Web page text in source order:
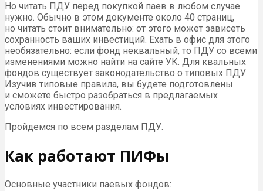
Но читать ПДУ перед покупкой паев в любом случае
нужно. Обычно в этом документе около 40 страниц,
но читать стоит внимательно: от этого может зависеть
сохранность ваших инвестиций. Ехать в офис для этого
необязательно: если фонд неквальный, то ПДУ со всеми
изменениями можно найти на сайте УК. Для квальных
фондов существует законодательство о типовых ПДУ.
Изучив типовые правила, вы будете подготовлены
и сможете быстро разобраться в предлагаемых
условиях инвестирования.
Пройдемся по всем разделам ПДУ.
Как работают ПИФы
Основные участники паевых фондов: